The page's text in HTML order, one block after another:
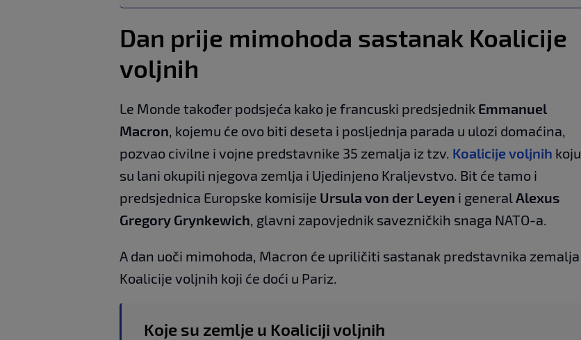
Dan prije mimohoda sastanak Koalicije
voljnih
Le Monde također podsjeća kako je francuski predsjednik Emmanuel
Macron , kojemu će ovo biti deseta i posljednja parada u ulozi domaćina,
pozvao civilne i vojne predstavnike 35 zemalja iz tzv. Koalicije voljnih koju
su lani okupili njegova zemlja i Ujedinjeno Kraljevstvo. Bit će tamo i
predsjednica Europske komisije Ursula von der Leyen i general Alexus
Gregory Grynkewich , glavni zapovjednik savezničkih snaga NATO-a.
A dan uoči mimohoda, Macron će upriličiti sastanak predstavnika zemalja
Koalicije voljnih koji će doći u Pariz.
Koje su zemlje u Koaliciji voljnih